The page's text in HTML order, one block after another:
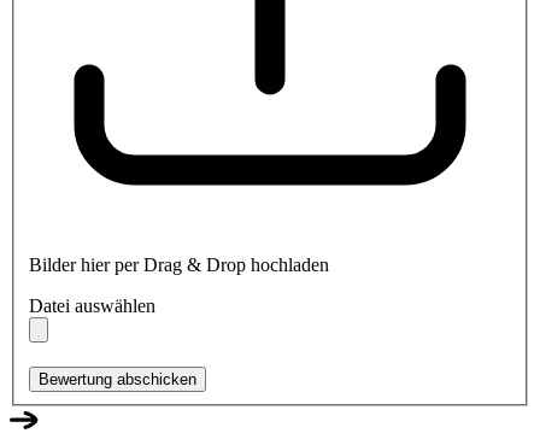
Bilder hier per Drag & Drop hochladen
Datei auswählen
Bewertung abschicken